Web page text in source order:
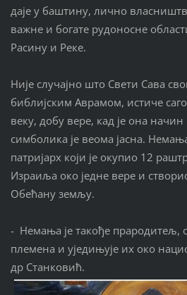
даје у баштину, лично
важне и богате рудоносне
Расину и Реке.
Није случајно што Свети Сава
библијским Аврамом, истиче
веку, добу вере, кад је она
симболика је веома јасна.
патријарх који је окупио 12
Израиља око једне вере и
Обећану земљу.
- Немања је такође прародитељ,
племена и уједињује их око
др Станковић.